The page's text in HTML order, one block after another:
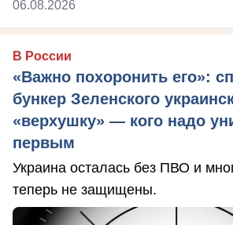
06.08.2026
В России
«Важно похоронить его»:
бункер Зеленского
«верхушку» — кого надо
первым
Украина осталась без ПВО и
теперь не защищены.